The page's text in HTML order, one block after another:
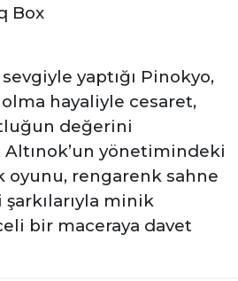
Box
yaptığı Pinokyo,
hayaliyle cesaret,
değerini
yönetimindeki
oyunu, rengarenk sahne
şarkılarıyla minik
bir maceraya davet